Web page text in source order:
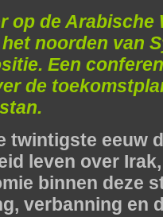
op de
noorden van
Een
de
twintigste eeuw
leven over
binnen deze
verbanning en